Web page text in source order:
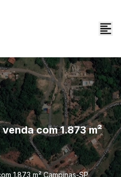
com 1.873 m²
1.873 m² Campinas-SP